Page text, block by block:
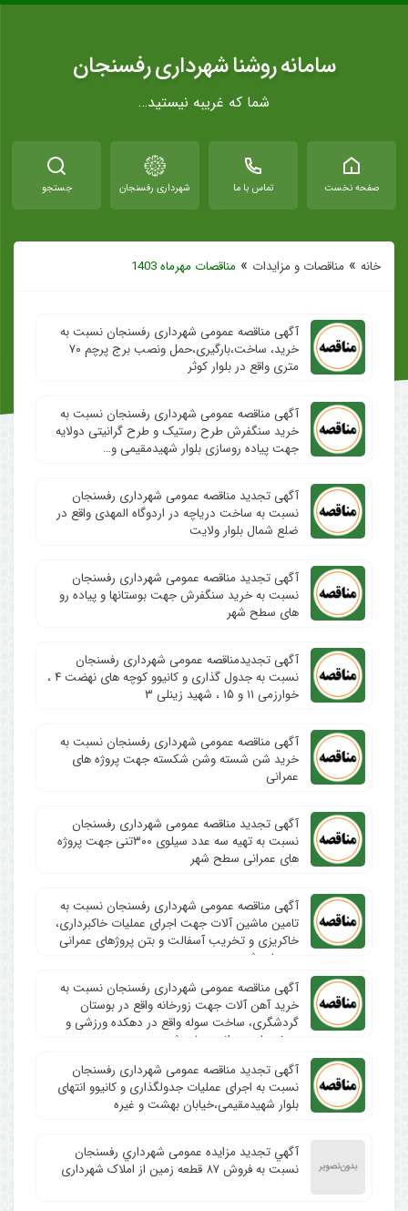
سامانه روشنا شهرداری رفسنجان
شما که غریبه نیستید…
صفحه نخست تماس با ما شهرداری رفسنجان جستجو
خانه » مناقصات و مزایدات » مناقصات مهرماه 1403
آگهی مناقصه عمومی شهرداری رفسنجان نسبت به
خرید، ساخت،بارگیری،حمل ونصب برج پرچم ۷۰
متری واقع در بلوار کوثر
آگهی مناقصه عمومی شهرداری رفسنجان نسبت به
خرید سنگفرش طرح رستیک و طرح گرانیتی دولایه
جهت پیاده روسازی بلوار شهیدمقیمی و…
آگهی تجدید مناقصه عمومی شهرداری رفسنجان
نسبت به ساخت دریاچه در اردوگاه المهدی واقع در
ضلع شمال بلوار ولایت
آگهی تجدید مناقصه عمومی شهرداری رفسنجان
نسبت به خرید سنگفرش جهت بوستانها و پیاده رو
های سطح شهر
آگهی تجدیدمناقصه عمومی شهرداری رفسنجان
نسبت به جدول گذاری و کانیوو کوچه های نهضت ۴ ،
خوارزمی ۱۱ و ۱۵ ، شهید زینلی ۳
آگهی مناقصه عمومی شهرداری رفسنجان نسبت به
خرید شن شسته وشن شکسته جهت پروژه های
عمرانی
آگهی تجدید مناقصه عمومی شهرداری رفسنجان
نسبت به تهیه سه عدد سیلوی ۳۰۰تنی جهت پروژه
های عمرانی سطح شهر
آگهی مناقصه عمومی شهرداری رفسنجان نسبت به
تامین ماشین آلات جهت اجرای عملیات خاکبرداری،
خاکریزی و تخریب آسفالت و بتن پروژهای عمرانی
درسطح شهر
آگهی مناقصه عمومی شهرداری رفسنجان نسبت به
خرید آهن آلات جهت زورخانه واقع در بوستان
گردشگری، ساخت سوله واقع در دهکده ورزشی و
پروژه های عمرانی سطح شهر
آگهی تجدید مناقصه عمومی شهرداری رفسنجان
نسبت به اجرای عملیات جدولگذاری و کانیوو انتهای
بلوار شهیدمقیمی،خیابان بهشت و غیره
آگهي تجدید مزایده عمومی شهرداري رفسنجان
نسبت به فروش ۸۷ قطعه زمین از املاک شهرداری